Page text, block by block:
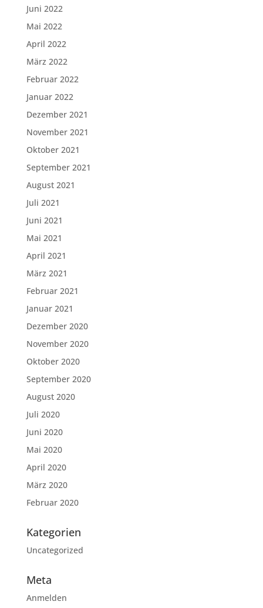
Juni 2022
Mai 2022
April 2022
März 2022
Februar 2022
Januar 2022
Dezember 2021
November 2021
Oktober 2021
September 2021
August 2021
Juli 2021
Juni 2021
Mai 2021
April 2021
März 2021
Februar 2021
Januar 2021
Dezember 2020
November 2020
Oktober 2020
September 2020
August 2020
Juli 2020
Juni 2020
Mai 2020
April 2020
März 2020
Februar 2020
Kategorien
Uncategorized
Meta
Anmelden